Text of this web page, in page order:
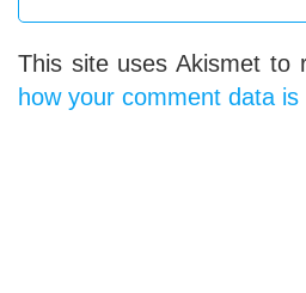
This site uses Akismet to
how your comment data is